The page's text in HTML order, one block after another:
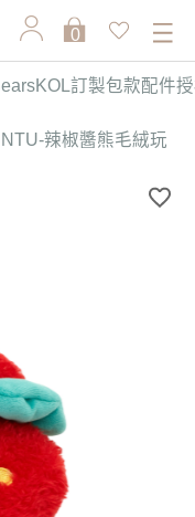
0
KOL訂製包款配件
辣椒醬熊毛絨玩